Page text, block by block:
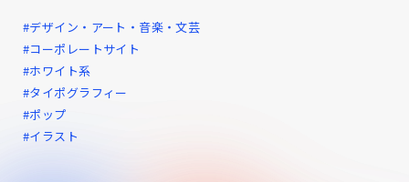
#デザイン・アート・音楽・文芸
#コーポレートサイト
#ホワイト系
#タイポグラフィー
#ポップ
#イラスト